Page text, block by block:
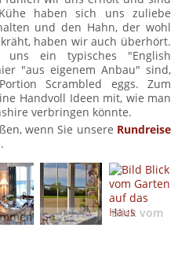
haben sich uns zuliebe
und den Hahn, der wohl
haben wir auch überhört.
uns ein typisches "English
"aus eigenem Anbau" sind,
Scrambled eggs. Zum
Handvoll Ideen mit, wie man
verbringen könnte.
wenn Sie unsere Rundreise
So
Blick vom